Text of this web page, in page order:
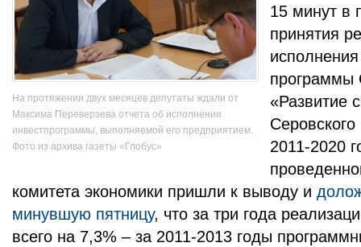
На протяжении двух месяцев депутаты ждали от
Максима Переверзева отчета об исполнении
инвестпрограммы, выполняемой его предприятием.
Фото из архива газеты «Глобус»
15 минут в
принятия
программы
«Развитие
Серовского
2011-2020
комитета экономики пришли к выводу и
минувшую пятницу, что за три года
всего на 7,3% – за 2011-2013 годы